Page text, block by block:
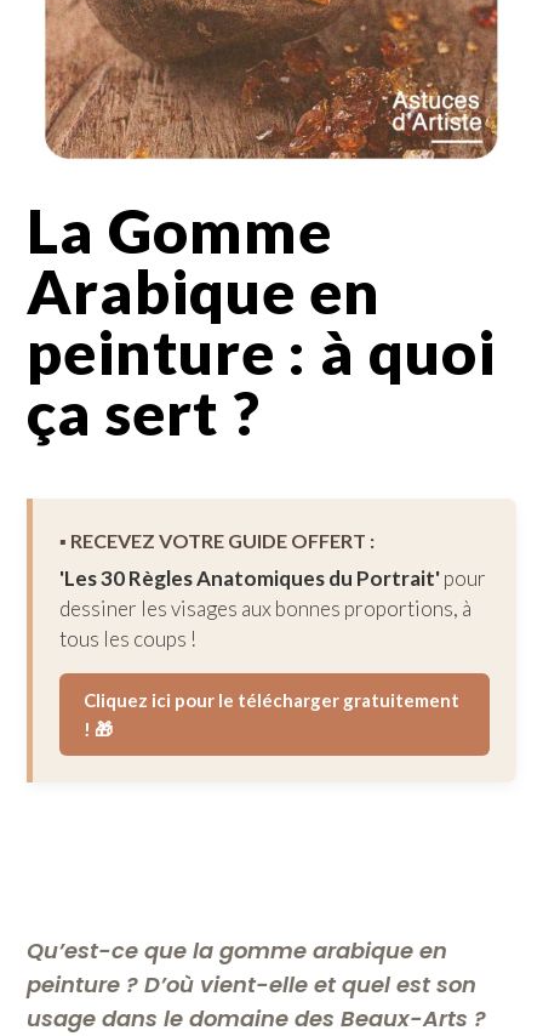
La Gomme
Arabique en
peinture : à quoi
ça sert ?
▪︎ RECEVEZ VOTRE GUIDE OFFERT :
'Les 30 Règles Anatomiques du Portrait'pour
dessiner les visages aux bonnes proportions, à
tous les coups !
Cliquez ici pour le télécharger gratuitement
! 🎁
Qu’est-ce que la gomme arabique en
peinture ? D’où vient-elle et quel est son
usage dans le domaine des Beaux-Arts ?